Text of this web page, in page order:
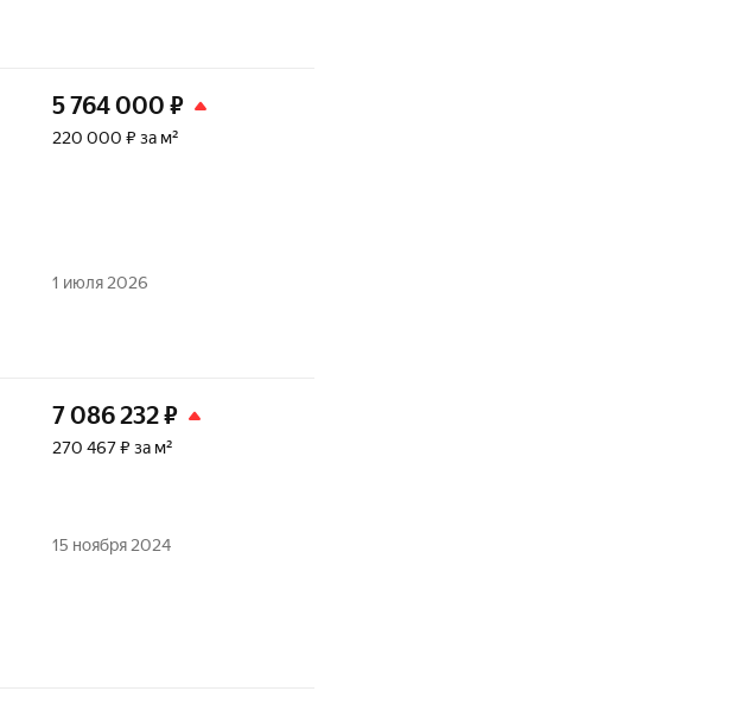
5 764 000 ₽
220 000 ₽ за м²
1 июля 2026
7 086 232₽
270 467 ₽ за м²
15 ноября 2024